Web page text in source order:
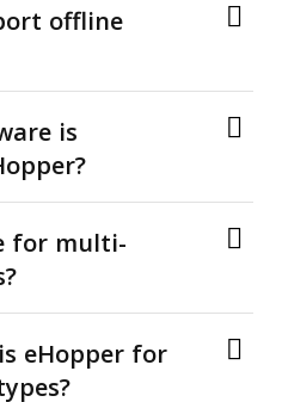
offline
is
for multi-
eHopper for